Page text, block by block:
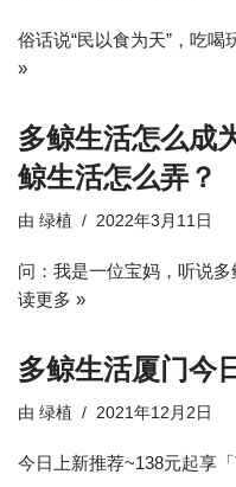
俗话说“民以食为天”，吃
»
多鲸生活怎么成
鲸生活怎么弄？
由 绿植 2022年3月11日
问：我是一位宝妈，听说
读更多 »
多鲸生活厦门今
由 绿植 2021年12月2日
今日上新推荐~138元起享